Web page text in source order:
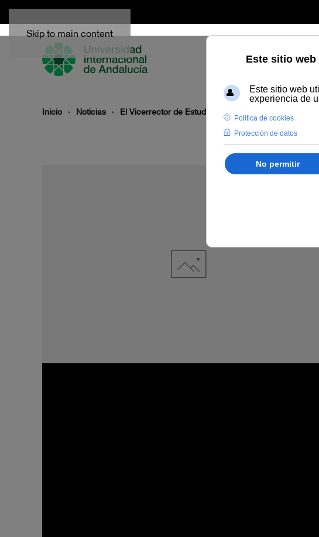
Skip to main content
Inicio Noticias El Vicerrector de Estudiantes de la UNIA se reúne